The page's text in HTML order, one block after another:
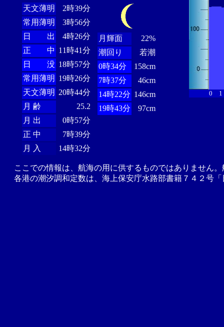
天文薄明
2時39分
常用薄明
3時56分
日 出
4時26分
正 中 11時41分
日 没 18時57分
常用薄明 19時26分
天文薄明 20時44分
月 齢
25.2
月 出
0時57分
正 中
7時39分
月 入
14時32分
月輝面
22%
潮回り
若潮
0時34分
158cm
7時37分
46cm
14時22分 146cm
19時43分
97cm
0 1
ここでの情報は、航海の用に供するものではありません
各港の潮汐調和定数は、海上保安庁水路部書籍７４２号